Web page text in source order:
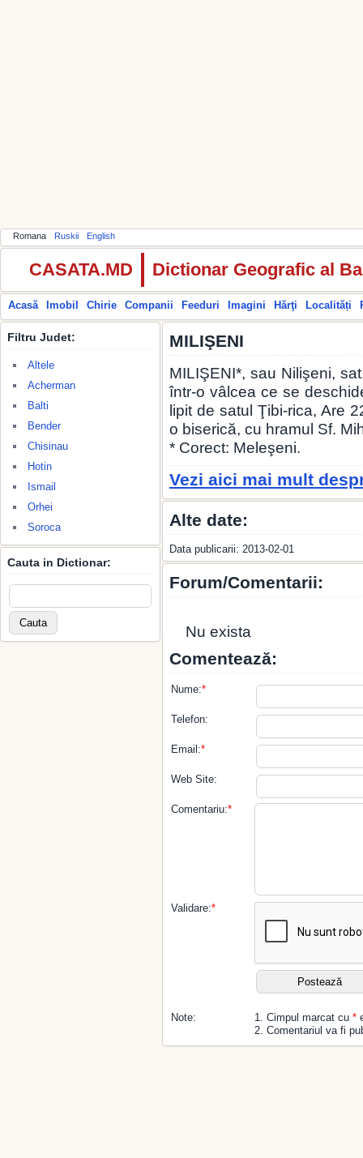
Romana Ruskii English
CASATA.MD Dictionar Geografic al
Acasă Imobil Chirie Companii Feeduri Imagini Hărţi Localități
Filtru Judet:
Altele
Acherman
Balti
Bender
Chisinau
Hotin
Ismail
Orhei
Soroca
Cauta in Dictionar:
MILIŞENI
MILIŞENI*, sau Nilişeni,
într-o vâlcea ce se
lipit de satul Ţibi-rica, Are
o biserică, cu hramul Sf.
* Corect: Meleşeni.
Vezi aici mai mult
Alte date:
Data publicarii: 2013-02-01
Forum/Comentarii:
Nu exista
Comentează:
Nume:*
Telefon:
Email:*
Web Site:
Comentariu:*
Validare:*
Note: 1. Cimpul marcat cu *
2. Comentariul va fi